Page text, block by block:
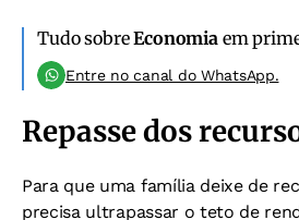
Tudo sobreEconomia em
Entre no canal do WhatsApp.
Repasse dos
Para que uma família deixe de
precisa ultrapassar o teto de